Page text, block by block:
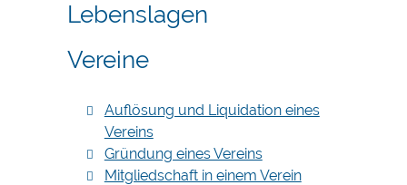
Lebenslagen
Vereine
Auflösung und Liquidation eines
Vereins
Gründung eines Vereins
Mitgliedschaft in einem Verein